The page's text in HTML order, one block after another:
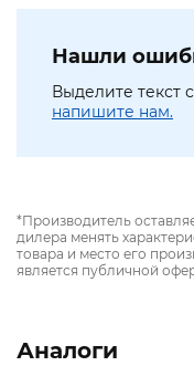
Нашли
Выделите текст
напишите нам.
*Производитель
дилера менять
товара и место его
является публичной
Аналоги